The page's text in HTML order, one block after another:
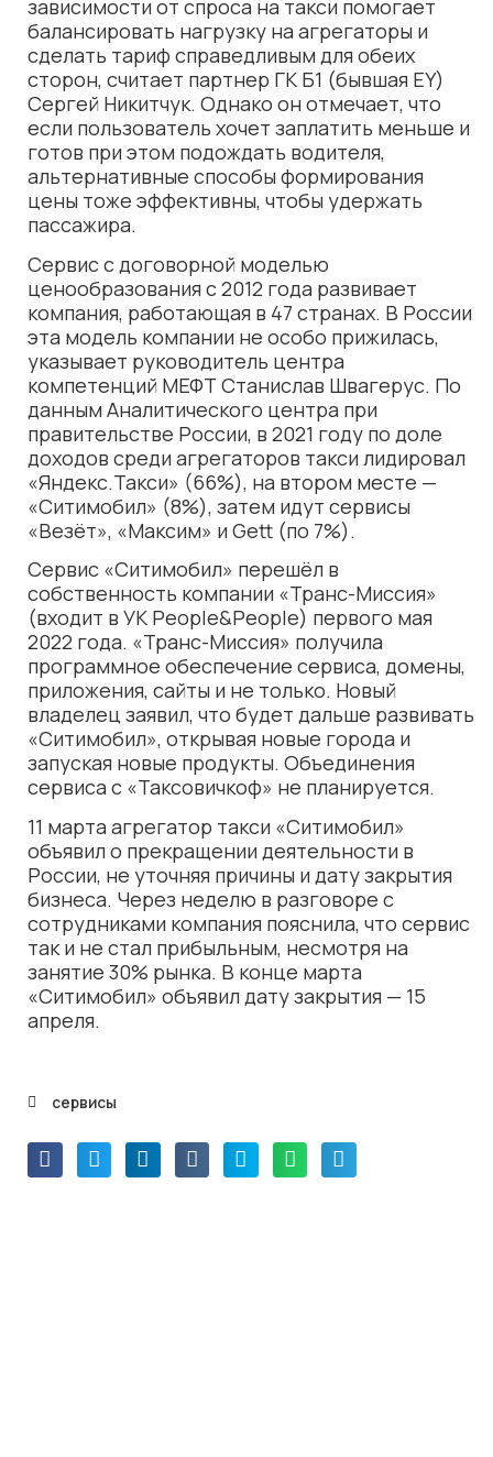
зависимости от спроса на такси помогает
балансировать нагрузку на агрегаторы и
сделать тариф справедливым для обеих
сторон, считает партнер ГК Б1 (бывшая EY)
Сергей Никитчук. Однако он отмечает, что
если пользователь хочет заплатить меньше и
готов при этом подождать водителя,
альтернативные способы формирования
цены тоже эффективны, чтобы удержать
пассажира.
Сервис с договорной моделью
ценообразования с 2012 года развивает
компания, работающая в 47 странах. В России
эта модель компании не особо прижилась,
указывает руководитель центра
компетенций МЕФТ Станислав Швагерус. По
данным Аналитического центра при
правительстве России, в 2021 году по доле
доходов среди агрегаторов такси лидировал
«Яндекс.Такси» (66%), на втором месте —
«Ситимобил» (8%), затем идут сервисы
«Везёт», «Максим» и Gett (по 7%).
Сервис «Ситимобил» перешёл в
собственность компании «Транс-Миссия»
(входит в УК People&People) первого мая
2022 года. «Транс-Миссия» получила
программное обеспечение сервиса, домены,
приложения, сайты и не только. Новый
владелец заявил, что будет дальше развивать
«Ситимобил», открывая новые города и
запуская новые продукты. Объединения
сервиса с «Таксовичкоф» не планируется.
11 марта агрегатор такси «Ситимобил»
объявил о прекращении деятельности в
России, не уточняя причины и дату закрытия
бизнеса. Через неделю в разговоре с
сотрудниками компания пояснила, что сервис
так и не стал прибыльным, несмотря на
занятие 30% рынка. В конце марта
«Ситимобил» объявил дату закрытия — 15
апреля.
сервисы